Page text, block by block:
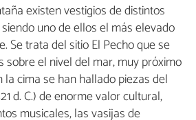
existen vestigios de distintos
uno de ellos el más elevado
Se trata del sitio El Pecho que se
sobre el nivel del mar, muy próximo
la cima se han hallado piezas del
d. C.) de enorme valor cultural,
musicales, las vasijas de